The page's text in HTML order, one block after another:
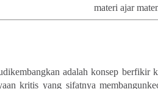
materi ajar
adalah konsep berfikir
kritis yang sifatnya